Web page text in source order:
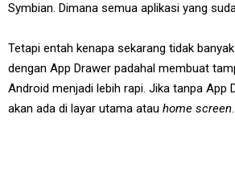
Symbian. Dimana semua aplikasi yang
Tetapi entah kenapa sekarang tidak
dengan App Drawer padahal membuat
Android menjadi lebih rapi. Jika tanpa App
akan ada di layar utama atau home screen.